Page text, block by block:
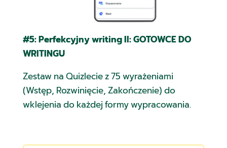
#5:Perfekcyjny writing II: GOTOWCE DO
WRITINGU
Zestaw na Quizlecie z 75 wyrażeniami
(Wstęp, Rozwinięcie, Zakończenie) do
wklejenia do każdej formy wypracowania.